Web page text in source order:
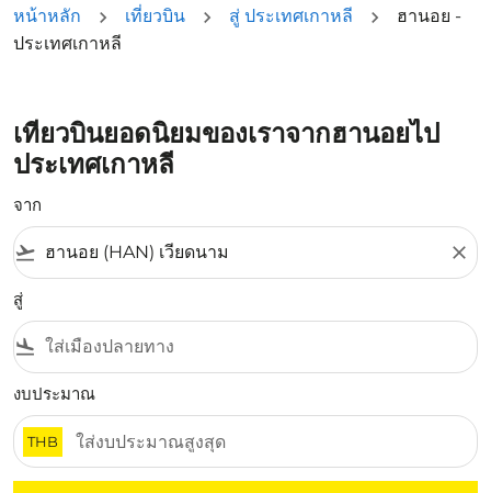
หน้าหลัก เที่ยวบิน สู่ ประเทศเกาหลี
ฮานอย -
ประเทศเกาหลี
เที่ยวบินยอดนิยมของเราจากฮานอยไป
ประเทศเกาหลี
จาก
flight_takeoff close
สู่
flight_land
งบประมาณ
THB